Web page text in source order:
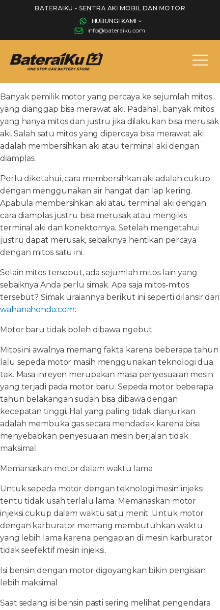
BATERAIKU - SENTRA AKI MOBIL DAN MOTOR
HUBUNGI KAMI
info@bateraiku.com
Banyak pemilik motor yang percaya ke sejumlah mitos
yang dianggap bisa merawat aki. Padahal, banyak mitos
yang hanya mitos dan justru jika dilakukan bisa merusak
aki. Salah satu mitos yang dipercaya bisa merawat aki
adalah membersihkan aki atau terminal aki dengan
diamplas.
Perlu diketahui, cara membersihkan aki adalah cukup
dengan menggunakan air hangat dan lap kering.
Apabula membersihkan aki atau terminal aki dengan
cara diamplas justru bisa merusak atau mengikis
terminal aki dan konektornya. Setelah mengetahui
justru dapat merusak, sebaiknya hentikan percaya
dengan mitos satu ini.
Selain mitos tersebut, ada sejumlah mitos lain yang
sebaiknya Anda perlu simak. Apa saja mitos-mitos
tersebut? Simak uraiannya berikut ini seperti dilansir dari
wahanahonda.com:
Motor baru tidak boleh dibawa ngebut
Mitos ini awalnya memang fakta karena beberapa tahun
lalu sepeda motor masih menggunakan teknologi dua
tak. Masa inreyen merupakan masa penyesuaian mesin
yang terjadi pada motor baru. Sepeda motor beberapa
tahun belakangan sudah bisa dibawa dengan
kecepatan tinggi. Hal yang paling tidak dianjurkan
adalah membuka gas secara mendadak karena bisa
menyebabkan penyesuaian mesin berjalan tidak
maksimal.
Memanaskan motor dalam waktu lama
Untuk sepeda motor dengan teknologi mesin injeksi
tentu tidak usah terlalu lama. Memanaskan motor
injeksi cukup dalam waktu satu menit. Untuk motor
dengan karburator memang membutuhkan waktu
yang lebih lama karena pengapian di mesin karburator
tidak seefektif mesin injeksi.
Isi bensin dengan motor digoyangkan bikin pengisian
lebih maksimal
Saat sedang isi bensin pasti sering melihat pengendara